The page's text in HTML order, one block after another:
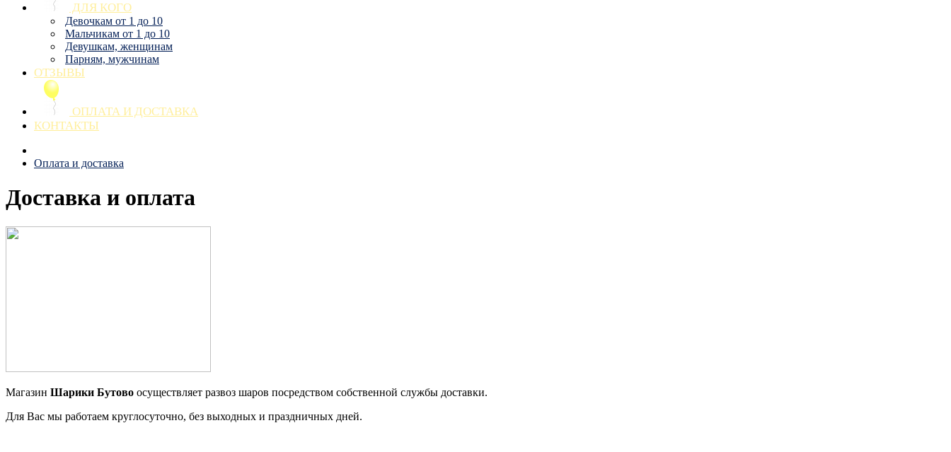
ДЛЯ КОГО
Девочкам от 1 до 10
Мальчикам от 1 до 10
Девушкам, женщинам
Парням, мужчинам
ОТЗЫВЫ
ОПЛАТА И ДОСТАВКА
КОНТАКТЫ
Оплата и доставка
Доставка и оплата
Магазин Шарики Бутово осуществляет развоз шаров посредством собственной службы доставки.
Для Вас мы работаем круглосуточно, без выходных и праздничных дней.